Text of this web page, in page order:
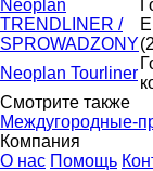
Neoplan
TRENDLINER /
SPROWADZONY
Neoplan Tourliner
Смотрите также
Междугородные-
Компания
О нас Помощь